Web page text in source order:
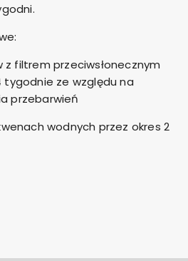
filtrem przeciwsłonecznym
tygodnie ze względu na
przebarwień
wodnych przez okres 2